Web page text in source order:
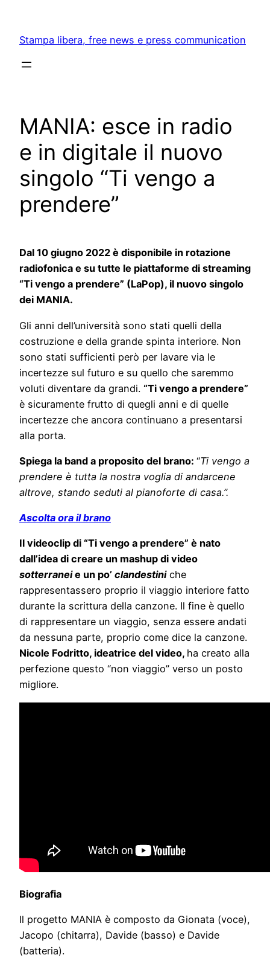
content
Stampa libera, free news e press communication
MANIA: esce in radio
e in digitale il nuovo
singolo “Ti vengo a
prendere”
Dal 10 giugno 2022 è disponibile in rotazione
radiofonica e su tutte le piattaforme di streaming
“Ti vengo a prendere” (LaPop), il nuovo singolo
dei MANIA.
Gli anni dell’università sono stati quelli della
costruzione e della grande spinta interiore. Non
sono stati sufficienti però per lavare via le
incertezze sul futuro e su quello che saremmo
voluti diventare da grandi. “Ti vengo a prendere”
è sicuramente frutto di quegli anni e di quelle
incertezze che ancora continuano a presentarsi
alla porta.
Spiega la band a proposito del brano: “Ti vengo a
prendere è tutta la nostra voglia di andarcene
altrove, stando seduti al pianoforte di casa.”.
Ascolta ora il brano
Il videoclip di “Ti vengo a prendere” è nato
dall’idea di creare un mashup di video
sotterraneie un po’ clandestiniche
rappresentassero proprio il viaggio interiore fatto
durante la scrittura della canzone. Il fine è quello
di rappresentare un viaggio, senza essere andati
da nessuna parte, proprio come dice la canzone.
Nicole Fodritto, ideatrice del video, ha creato alla
perfezione questo “non viaggio” verso un posto
migliore.
Biografia
Il progetto MANIA è composto da Gionata (voce),
Jacopo (chitarra), Davide (basso) e Davide
(batteria).